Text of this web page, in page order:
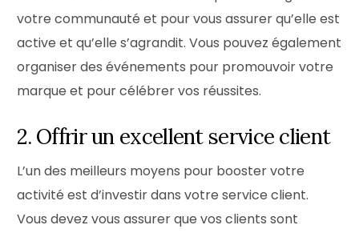
votre communauté et pour vous assurer qu’elle est
active et qu’elle s’agrandit. Vous pouvez également
organiser des événements pour promouvoir votre
marque et pour célébrer vos réussites.
2. Offrir un excellent service client
L’un des meilleurs moyens pour booster votre
activité est d’investir dans votre service client.
Vous devez vous assurer que vos clients sont